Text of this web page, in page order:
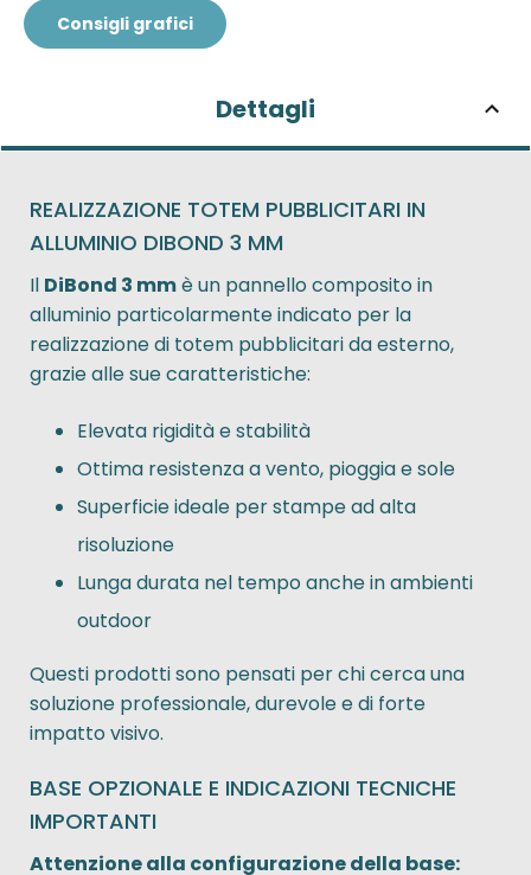
Consigli grafici
Dettagli
REALIZZAZIONE TOTEM PUBBLICITARI IN
ALLUMINIO DIBOND 3 MM
Il DiBond 3 mmè un pannello composito in
alluminio particolarmente indicato per la
realizzazione di totem pubblicitari da esterno,
grazie alle sue caratteristiche:
Elevata rigidità e stabilità
Ottima resistenza a vento, pioggia e sole
Superficie ideale per stampe ad alta
risoluzione
Lunga durata nel tempo anche in ambienti
outdoor
Questi prodotti sono pensati per chi cerca una
soluzione professionale, durevole e di forte
impatto visivo.
BASE OPZIONALE E INDICAZIONI TECNICHE
IMPORTANTI
Attenzione alla configurazione della base: